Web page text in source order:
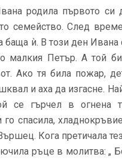
родила първото си
семейство. След
баща ѝ. В този ден
малкия Петър. А той
Ако тя била пожар,
и аха да изгасне.
се гърчел в огнена
го спасила,
Кога претичала
ръце в молитва: „